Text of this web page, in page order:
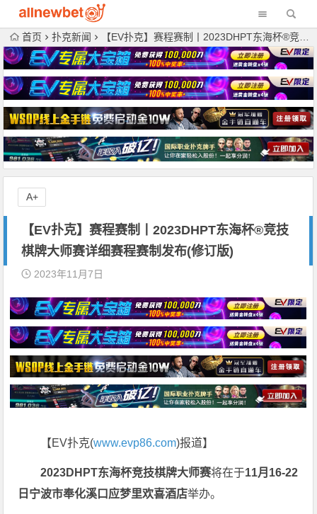
首页 扑克新闻 【EV扑克】赛程赛制丨2023DHPT东海杯®竞技棋牌大师赛详细赛程赛制发布(修订版)
【EV扑克】赛程赛制丨2023DHPT东海杯®竞技
棋牌大师赛详细赛程赛制发布(修订版)
2023年11月7日
【EV扑克(www.evp86.com)报道】
2023DHPT东海杯竞技棋牌大师赛将在于11月16-22
日 宁波市奉化溪口应梦里欢喜酒店举办。
A+